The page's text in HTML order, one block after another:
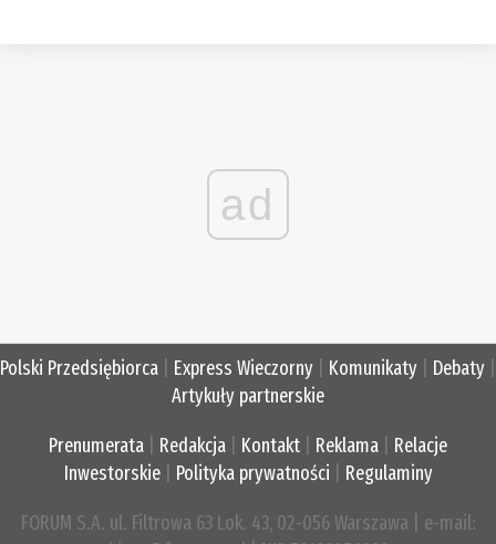
ad
Polski Przedsiębiorca Express Wieczorny Komunikaty Debaty
Artykuły partnerskie
Prenumerata Redakcja Kontakt Reklama
Relacje
Inwestorskie| Polityka prywatności Regulaminy
FORUM S.A. ul. Filtrowa 63 Lok. 43, 02-056 Warszawa | e-mail: